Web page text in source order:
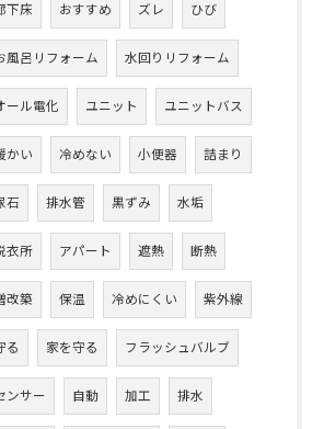
下床 おすすめ ズレ ひび
風呂リフォーム 水回りリフォーム
ール電化 ユニット ユニットバス
かい 冷めない 小便器 詰まり
石 排水管 黒ずみ 水垢
衣所 アパート 遮熱 断熱
改築 保温 冷めにくい 紫外線
る 家を守る フラッシュバルブ
ンサー 自動 加工 排水